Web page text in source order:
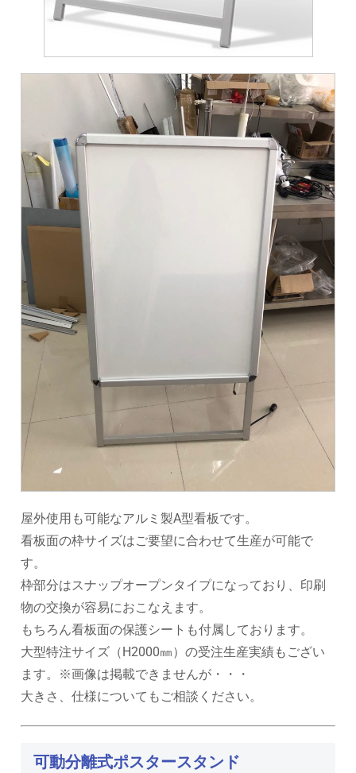
屋外使用も可能なアルミ製A型看板です。
看板面の枠サイズはご要望に合わせて生産が可能で
す。
枠部分はスナップオープンタイプになっており、印刷
物の交換が容易におこなえます。
もちろん看板面の保護シートも付属しております。
大型特注サイズ（H2000㎜）の受注生産実績もござい
ます。※画像は掲載できませんが・・・
大きさ、仕様についてもご相談ください。
可動分離式ポスタースタンド